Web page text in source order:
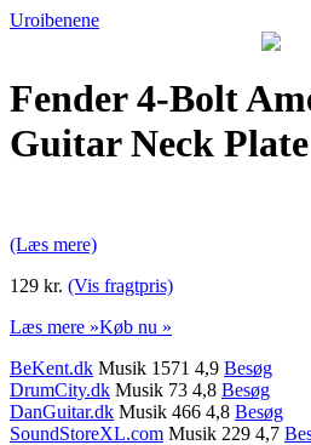
Uroibenene
Fender 4-Bolt
Guitar Neck Plate
(Læs mere)
129 kr. (Vis fragtpris)
Læs mere »Køb nu »
BeKent.dk Musik 1571 4,9 Besøg
DrumCity.dk Musik 73 4,8 Besøg
DanGuitar.dk Musik 466 4,8 Besøg
SoundStoreXL.com Musik 229 4,7